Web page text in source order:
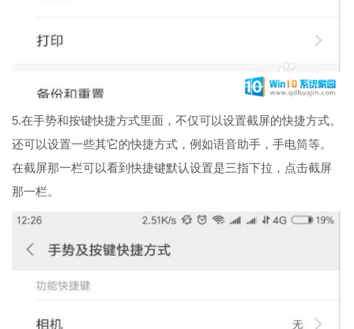
5.在手势和按键快捷方式里面，不仅可以设置截屏的快捷方式。
还可以设置一些其它的快捷方式，例如语音助手，手电筒等。
在截屏那一栏可以看到快捷键默认设置是三指下拉，点击截屏
那一栏。